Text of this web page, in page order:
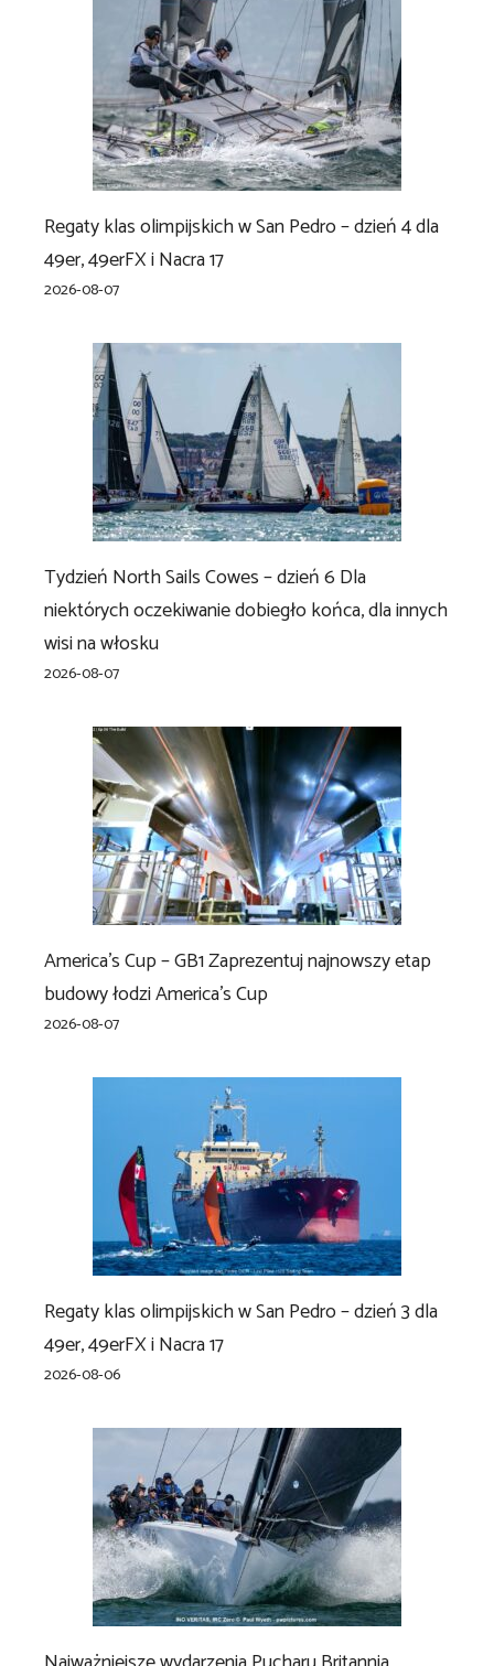
Regaty klas olimpijskich w San Pedro – dzień 4 dla
49er, 49erFX i Nacra 17
2026-08-07
Tydzień North Sails Cowes – dzień 6 Dla
niektórych oczekiwanie dobiegło końca, dla innych
wisi na włosku
2026-08-07
America’s Cup – GB1 Zaprezentuj najnowszy etap
budowy łodzi America’s Cup
2026-08-07
Regaty klas olimpijskich w San Pedro – dzień 3 dla
49er, 49erFX i Nacra 17
2026-08-06